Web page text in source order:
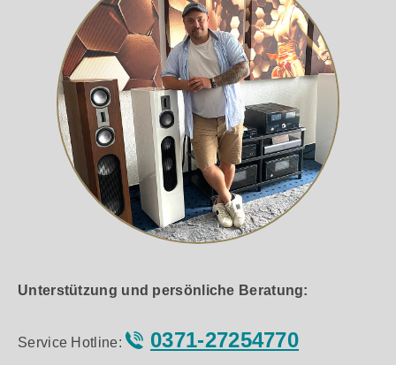
Unterstützung und persönliche Beratung:
Service Hotline: 0371-27254770